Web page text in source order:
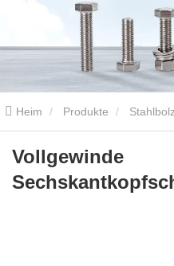
Heim Produkte
Vollgewinde
Vollgewinde